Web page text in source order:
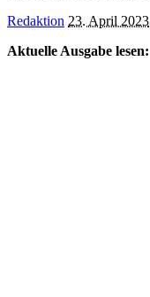
Posted
Redaktion 23. April 2023
Aktuelle Ausgabe lesen: